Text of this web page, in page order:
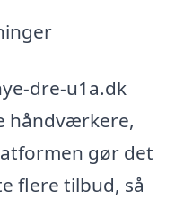
dre-u1a.dk
håndværkere,
gør det
flere tilbud, så